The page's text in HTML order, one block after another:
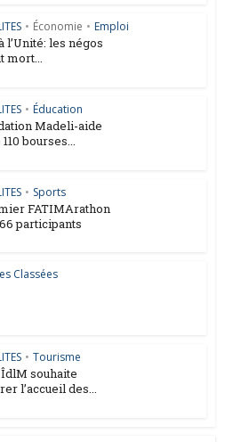
• Économie • Emploi
l’Unité: les négos
mort...
• Éducation
Madeli-aide
bourses...
• Sports
FATIMArathon
participants
Classées
• Tourisme
souhaite
l’accueil des...